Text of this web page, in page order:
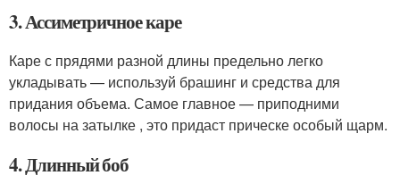
3. Ассиметричное каре
Каре с прядями разной длины предельно легко
укладывать — используй брашинг и средства для
придания объема. Самое главное — приподними
волосы на затылке , это придаст прическе особый щарм.
4. Длинный боб